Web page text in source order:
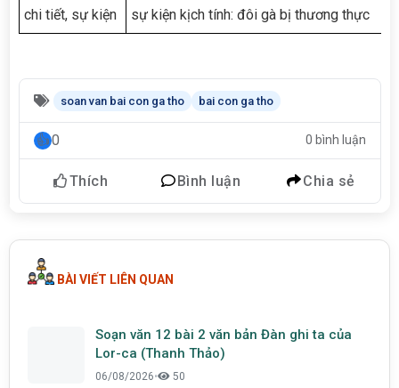
chi tiết, sự kiện
sự kiện kịch tính: đôi gà bị thương thực
soan van bai con ga tho bai con ga tho
0 0 bình luận
Thích Bình luận Chia sẻ
BÀI VIẾT LIÊN QUAN
Soạn văn 12 bài 2 văn bản Đàn ghi ta của
Lor-ca (Thanh Thảo)
06/08/2026• 50